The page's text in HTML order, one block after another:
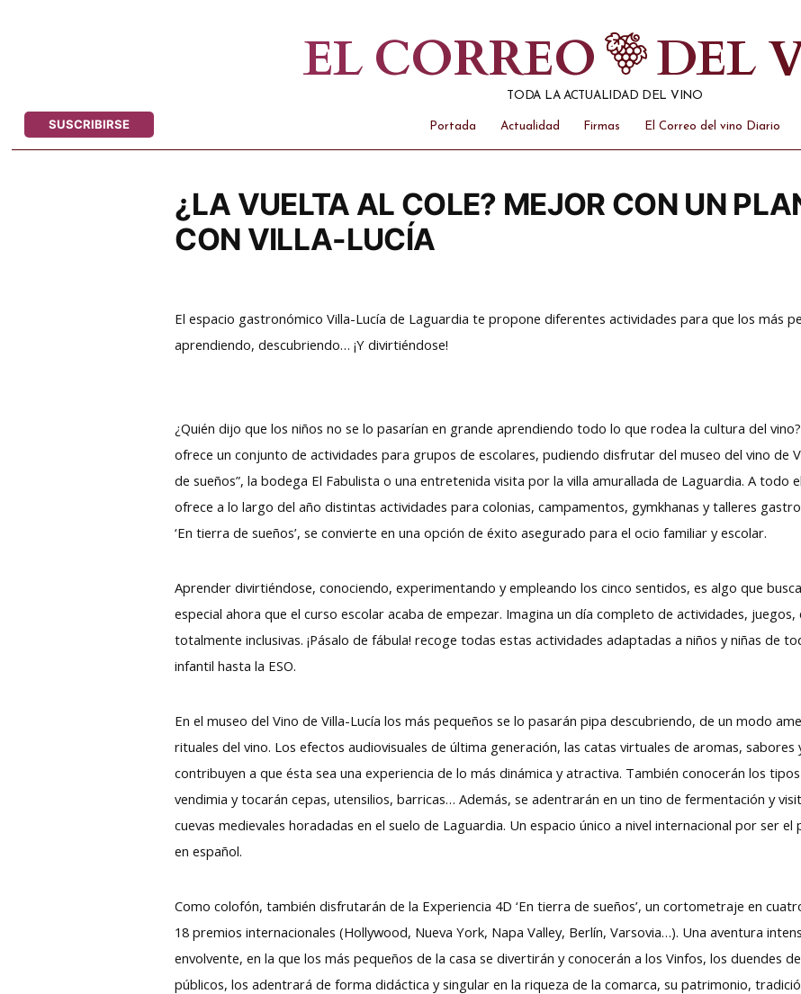
EL CORREO DEL
TODA LA ACTUALIDAD DEL VINO
SUSCRIBIRSE Portada Actualidad Firmas El Correo del vino Diario
¿LA VUELTA AL COLE? MEJOR CON UN
CON VILLA-LUCÍA
El espacio gastronómico Villa-Lucía de Laguardia te propone diferentes actividades para que los más
aprendiendo, descubriendo… ¡Y divirtiéndose!
¿Quién dijo que los niños no se lo pasarían en grande aprendiendo todo lo que rodea la cultura del vino?
ofrece un conjunto de actividades para grupos de escolares, pudiendo disfrutar del museo del vino de
de sueños”, la bodega El Fabulista o una entretenida visita por la villa amurallada de Laguardia. A todo
ofrece a lo largo del año distintas actividades para colonias, campamentos, gymkhanas y talleres
‘En tierra de sueños’, se convierte en una opción de éxito asegurado para el ocio familiar y escolar.
Aprender divirtiéndose, conociendo, experimentando y empleando los cinco sentidos, es algo que
especial ahora que el curso escolar acaba de empezar. Imagina un día completo de actividades, juegos,
totalmente inclusivas. ¡Pásalo de fábula! recoge todas estas actividades adaptadas a niños y niñas de
infantil hasta la ESO.
En el museo del Vino de Villa-Lucía los más pequeños se lo pasarán pipa descubriendo, de un modo
rituales del vino. Los efectos audiovisuales de última generación, las catas virtuales de aromas,
contribuyen a que ésta sea una experiencia de lo más dinámica y atractiva. También conocerán los
vendimia y tocarán cepas, utensilios, barricas… Además, se adentrarán en un tino de fermentación y
cuevas medievales horadadas en el suelo de Laguardia. Un espacio único a nivel internacional por ser
en español.
Como colofón, también disfrutarán de la Experiencia 4D ‘En tierra de sueños’, un cortometraje en
18 premios internacionales (Hollywood, Nueva York, Napa Valley, Berlín, Varsovia…). Una aventura
envolvente, en la que los más pequeños de la casa se divertirán y conocerán a los Vinfos, los duendes
públicos, los adentrará de forma didáctica y singular en la riqueza de la comarca, su patrimonio,